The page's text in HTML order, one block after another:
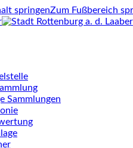
springenZum Fußbereich
Sammlungen